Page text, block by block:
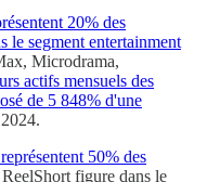
20% des
le segment entertainment
Microdrama,
actifs mensuels des
de 5 848% d'une
50% des
ReelShort figure dans le